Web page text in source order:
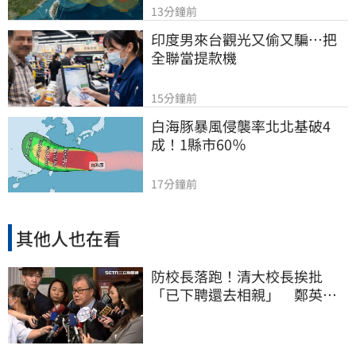
13分鐘前
印度男來台觀光又偷又騙…把
全聯當提款機
15分鐘前
白海豚暴風侵襲率北北基破4
成！1縣市60％
17分鐘前
其他人也在看
防校長落跑！清大校長挨批
「已下聘還去相親」 鄭英